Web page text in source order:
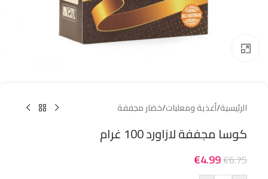
الرئيسية/أغذية ومعلبات/خضار مجففة
كوسا مجففة لازاورد 100 غرام
€6.75
€4.99